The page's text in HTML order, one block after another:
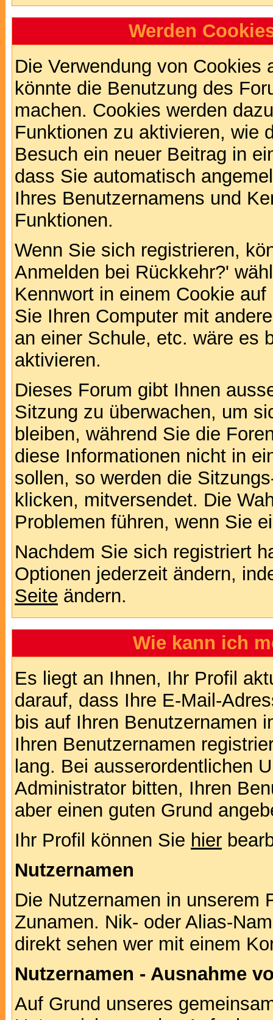
Werden
Die Verwendung von
könnte die Benutzung des
machen. Cookies werden
Funktionen zu aktivieren, wie
Besuch ein neuer Beitrag in
dass Sie automatisch
Ihres Benutzernamens und
Funktionen.
Wenn Sie sich registrieren,
Anmelden bei Rückkehr?'
Kennwort in einem Cookie
Sie Ihren Computer mit
an einer Schule, etc. wäre es
aktivieren.
Dieses Forum gibt Ihnen
Sitzung zu überwachen, um
bleiben, während Sie die
diese Informationen nicht in
sollen, so werden die
klicken, mitversendet. Die
Problemen führen, wenn Sie
Nachdem Sie sich registriert
Optionen jederzeit ändern,
Seite ändern.
Wie kann ich
Es liegt an Ihnen, Ihr Profil
darauf, dass Ihre E-Mail-
bis auf Ihren Benutzernamen
Ihren Benutzernamen
lang. Bei ausserordentlichen
Administrator bitten, Ihren
aber einen guten Grund
Ihr Profil können Sie hier
Nutzernamen
Die Nutzernamen in unserem
Zunamen. Nik- oder Alias-
direkt sehen wer mit einem
Nutzernamen - Ausnahme
Auf Grund unseres